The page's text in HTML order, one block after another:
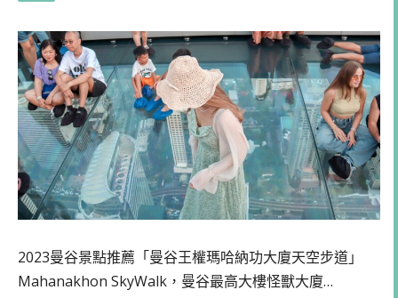
2023曼谷景點推薦「曼谷王權瑪哈納功大廈天空步道」
Mahanakhon SkyWalk，曼谷最高大樓怪獸大廈…